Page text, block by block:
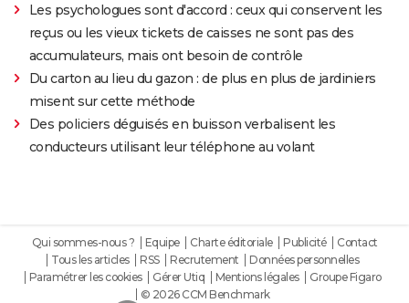
Les psychologues sont d'accord : ceux qui conservent les
reçus ou les vieux tickets de caisses ne sont pas des
accumulateurs, mais ont besoin de contrôle
Du carton au lieu du gazon : de plus en plus de jardiniers
misent sur cette méthode
Des policiers déguisés en buisson verbalisent les
conducteurs utilisant leur téléphone au volant
Qui sommes-nous ? Equipe Charte éditoriale Publicité
Contact
Tous les articles
RSS Recrutement
Données personnelles
Paramétrer les cookies
Gérer Utiq Mentions légales
Groupe Figaro
© 2026 CCM Benchmark